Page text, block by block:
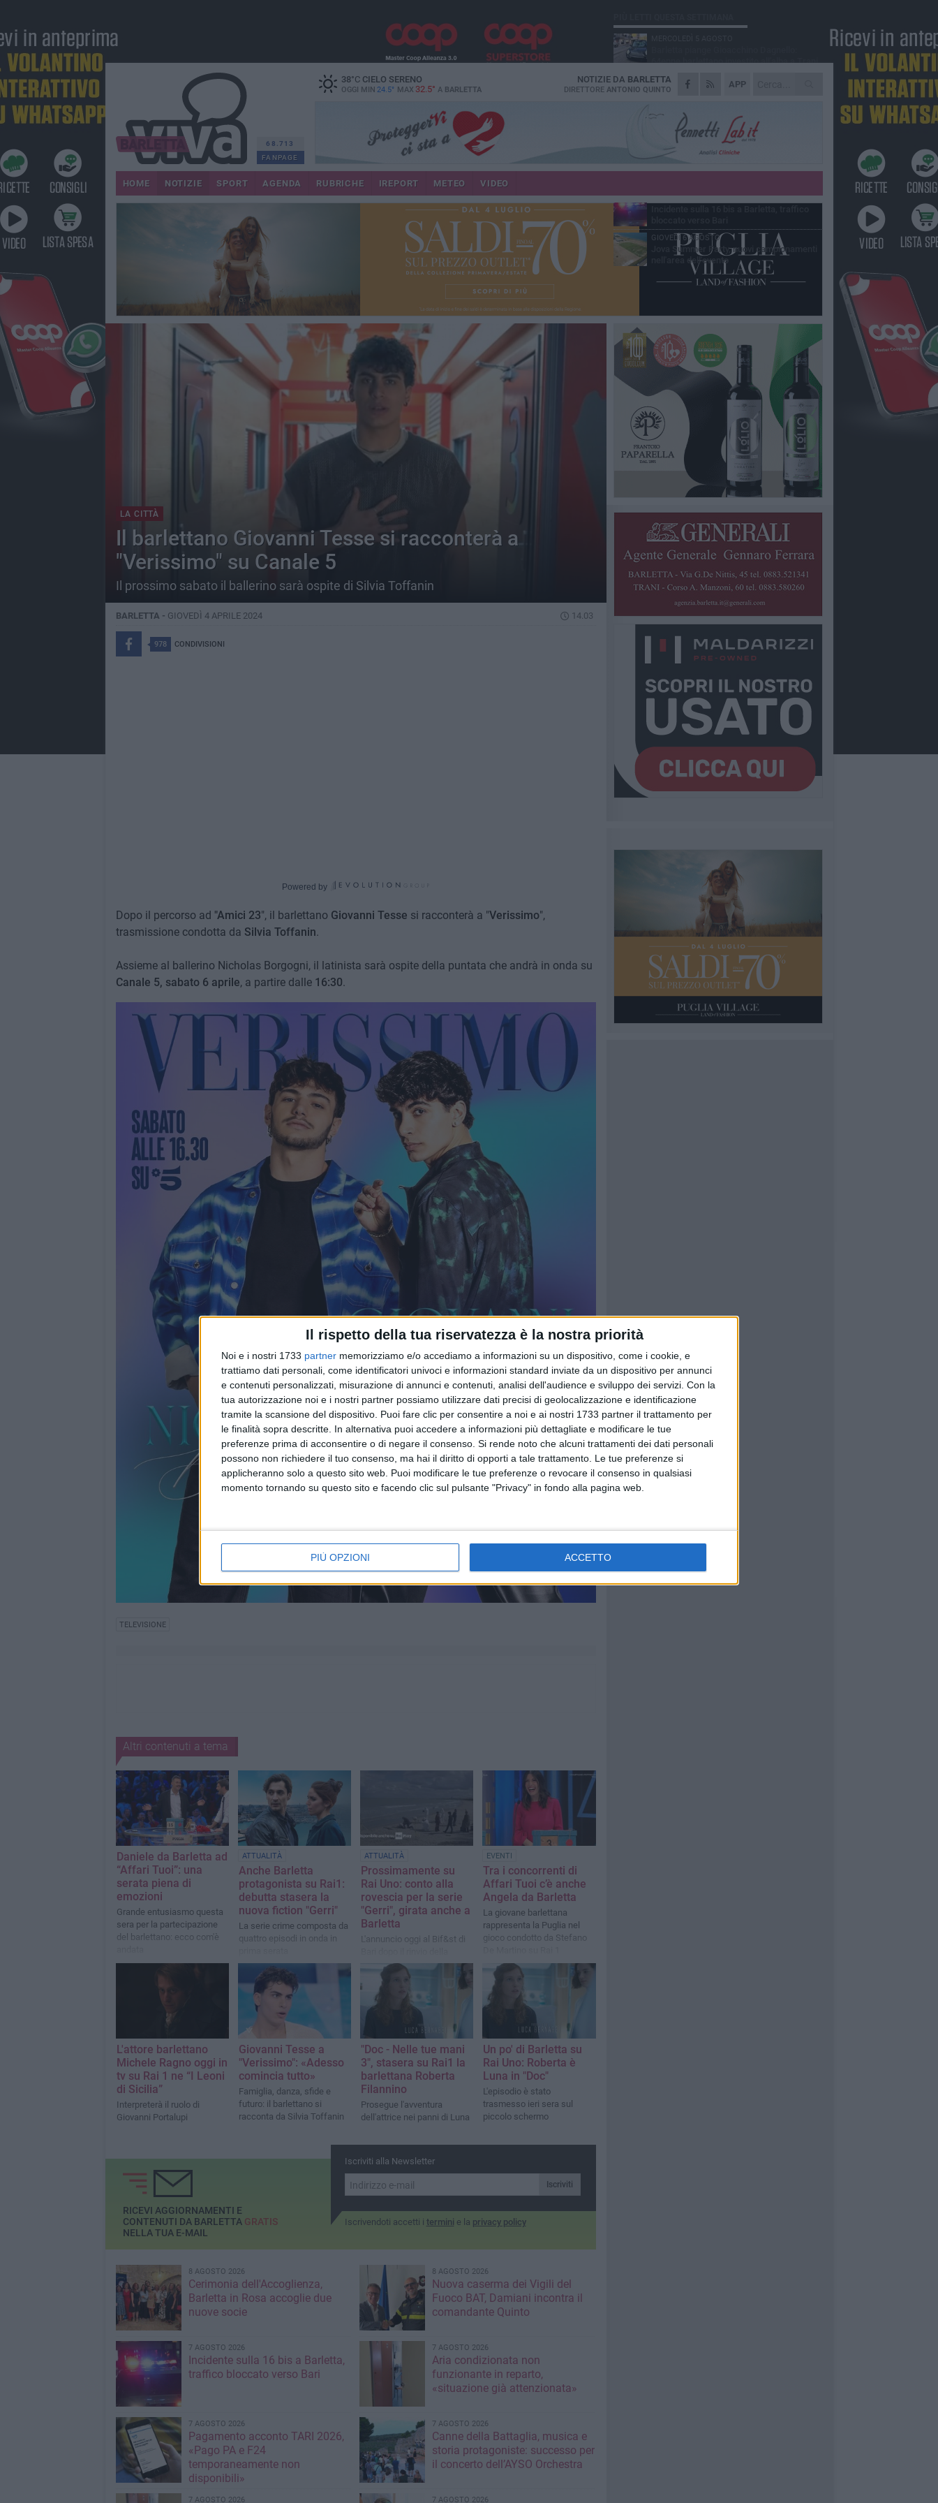
Il rispetto della tua riservatezza è la nostra priorità
Noi e i nostri 1733 partner memorizziamo e/o accediamo a informazioni su un dispositivo, come i cookie, e
trattiamo dati personali, come identificatori univoci e informazioni standard inviate da un dispositivo per annunci
e contenuti personalizzati, misurazione di annunci e contenuti, analisi dell'audience e sviluppo dei servizi. Con la
tua autorizzazione noi e i nostri partner possiamo utilizzare dati precisi di geolocalizzazione e identificazione
tramite la scansione del dispositivo. Puoi fare clic per consentire a noi e ai nostri 1733 partner il trattamento per
le finalità sopra descritte. In alternativa puoi accedere a informazioni più dettagliate e modificare le tue
preferenze prima di acconsentire o di negare il consenso. Si rende noto che alcuni trattamenti dei dati personali
possono non richiedere il tuo consenso, ma hai il diritto di opporti a tale trattamento. Le tue preferenze si
applicheranno solo a questo sito web. Puoi modificare le tue preferenze o revocare il consenso in qualsiasi
momento tornando su questo sito e facendo clic sul pulsante "Privacy" in fondo alla pagina web.
PIÙ OPZIONI ACCETTO
68.713
FANPAGE
38°CCIELO SERENO
OGGI MIN 24.5° MAX 32.5° A BARLETTA
APP
NOTIZIE DA BARLETTA
DIRETTORE ANTONIO QUINTO
HOME NOTIZIE SPORT AGENDA RUBRICHE IREPORT METEO VIDEO
LA CITTÀ
Il barlettano Giovanni Tesse si racconterà a
"Verissimo" su Canale 5
Il prossimo sabato il ballerino sarà ospite di Silvia Toffanin
BARLETTA - GIOVEDÌ 4 APRILE 2024 14.03
978 CONDIVISIONI
Powered by
Dopo il percorso ad "Amici 23", il barlettano Giovanni Tesse si racconterà a "Verissimo",
trasmissione condotta da Silvia Toffanin.
Assieme al ballerino Nicholas Borgogni, il latinista sarà ospite della puntata che andrà in onda su
Canale 5, sabato 6 aprile, a partire dalle 16:30.
TELEVISIONE
Altri contenuti a tema
Daniele da Barletta ad
“Affari Tuoi”: una
serata piena di
emozioni
Grande entusiasmo questa
sera per la partecipazione
del barlettano: ecco com'è
ATTUALITÀ
Anche Barletta
protagonista su Rai1:
debutta stasera la
nuova fiction "Gerri"
La serie crime composta da
quattro episodi in onda in
ATTUALITÀ
Prossimamente su
Rai Uno: conto alla
rovescia per la serie
"Gerri", girata anche a
Barletta
L'annuncio oggi al Bif&st di
messa in onda dello scorso
EVENTI
Tra i concorrenti di
Affari Tuoi c’è anche
Angela da Barletta
La giovane barlettana
rappresenta la Puglia nel
gioco condotto da Stefano
L'attore barlettano
Michele Ragno oggi in
tv su Rai 1 ne “I Leoni
di Sicilia”
Interpreterà il ruolo di
Giovanni Portalupi
Giovanni Tesse a
"Verissimo": «Adesso
comincia tutto»
Famiglia, danza, sfide e
futuro: il barlettano si
racconta da Silvia Toffanin
"Doc - Nelle tue mani
3", stasera su Rai1 la
barlettana Roberta
Filannino
Prosegue l'avventura
dell'attrice nei panni di Luna
Un po' di Barletta su
Rai Uno: Roberta è
Luna in "Doc"
L'episodio è stato
trasmesso ieri sera sul
piccolo schermo
Iscriviti alla Newsletter
Iscriviti
Iscrivendoti accetti i termini e la privacy policy
RICEVI AGGIORNAMENTI E
CONTENUTI DA BARLETTA GRATIS
NELLA TUA E-MAIL
8 AGOSTO 2026
Cerimonia dell'Accoglienza,
Barletta in Rosa accoglie due
nuove socie
8 AGOSTO 2026
Nuova caserma dei Vigili del
Fuoco BAT, Damiani incontra il
comandante Quinto
7 AGOSTO 2026
Incidente sulla 16 bis a Barletta,
traffico bloccato verso Bari
7 AGOSTO 2026
Aria condizionata non
funzionante in reparto,
«situazione già attenzionata»
7 AGOSTO 2026
Pagamento acconto TARI 2026,
«Pago PA e F24
temporaneamente non
disponibili»
7 AGOSTO 2026
Canne della Battaglia, musica e
storia protagoniste: successo per
il concerto dell’AYSO Orchestra
7 AGOSTO 2026 7 AGOSTO 2026
64enne barlettano investito all'alba a Trani
GIOVEDÌ 6 AGOSTO
Il ricordo di "Cecco", il benzinaio col
separavano dalla pensione»
MERCOLEDÌ 5 AGOSTO
Jova Summer Party, giovedì mattina
sopralluogo nell'area dell'evento
DOMENICA 2 AGOSTO
Beni confiscati alla mafia. Nasce il servizio
VENERDÌ 7 AGOSTO
GIOVEDÌ 6 AGOSTO
Jova Summer Party, nuovi campionamenti
nell'area dell'evento